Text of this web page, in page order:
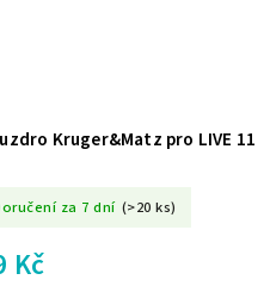
Kruger&Matz pro LIVE 11
za 7 dní (>20 ks)
Kč